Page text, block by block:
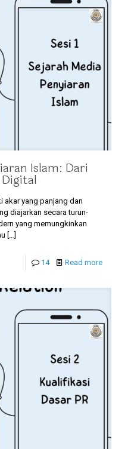
Islam: Dari
akar yang panjang dan
diajarkan secara turun-
yang memungkinkan
14 Read more